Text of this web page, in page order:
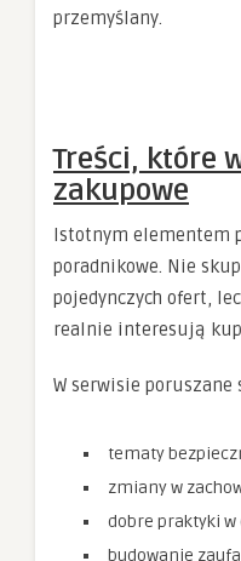
przemyślany.
Treści, które
zakupowe
Istotnym elementem
poradnikowe. Nie
pojedynczych ofert,
realnie interesują
W serwisie poruszane
tematy
zmiany w
dobre praktyki
budowanie